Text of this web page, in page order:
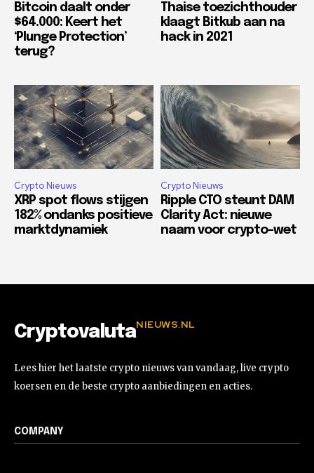
Bitcoin daalt onder
$64.000: Keert het
‘Plunge Protection’
terug?
Thaise toezichthouder
klaagt Bitkub aan na
hack in 2021
Crypto Nieuws
XRP spot flows stijgen
182% ondanks positieve
marktdynamiek
Crypto Nieuws
Ripple CTO steunt DAM
Clarity Act: nieuwe
naam voor crypto-wet
CryptovalutaNIEUWS.NL
Lees hier het laatste crypto nieuws van vandaag, live crypto
koersen en de beste crypto aanbiedingen en acties.
COMPANY